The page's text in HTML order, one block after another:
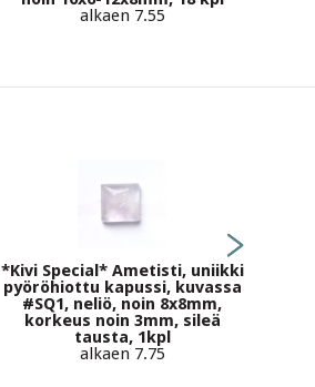
alkaen 7.55
*Kivi Special* Ametisti, uniikki
pyöröhiottu kapussi, kuvassa
#SQ1, neliö, noin 8x8mm,
korkeus noin 3mm, sileä
tausta, 1kpl
alkaen 7.75